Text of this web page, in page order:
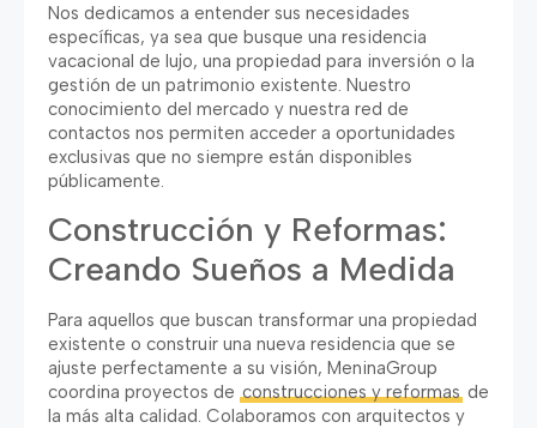
Nos dedicamos a entender sus necesidades
específicas, ya sea que busque una residencia
vacacional de lujo, una propiedad para inversión o la
gestión de un patrimonio existente. Nuestro
conocimiento del mercado y nuestra red de
contactos nos permiten acceder a oportunidades
exclusivas que no siempre están disponibles
públicamente.
Construcción y Reformas:
Creando Sueños a Medida
Para aquellos que buscan transformar una propiedad
existente o construir una nueva residencia que se
ajuste perfectamente a su visión, MeninaGroup
coordina proyectos de construcciones y reformasde
la más alta calidad. Colaboramos con arquitectos y